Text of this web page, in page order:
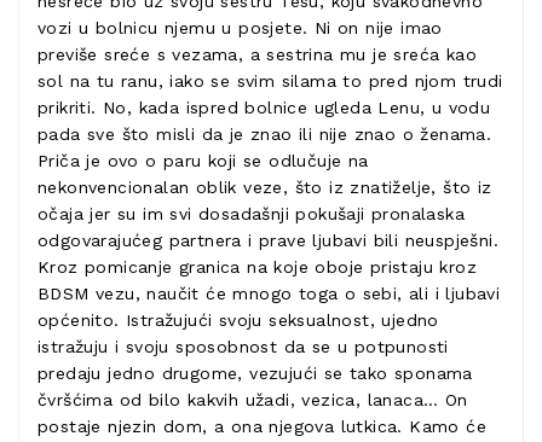
vozi u bolnicu njemu u posjete. Ni on nije imao
previše sreće s vezama, a sestrina mu je sreća kao
sol na tu ranu, iako se svim silama to pred njom trudi
prikriti. No, kada ispred bolnice ugleda Lenu, u vodu
pada sve što misli da je znao ili nije znao o ženama.
Priča je ovo o paru koji se odlučuje na
nekonvencionalan oblik veze, što iz znatiželje, što iz
očaja jer su im svi dosadašnji pokušaji pronalaska
odgovarajućeg partnera i prave ljubavi bili neuspješni.
Kroz pomicanje granica na koje oboje pristaju kroz
BDSM vezu, naučit će mnogo toga o sebi, ali i ljubavi
općenito. Istražujući svoju seksualnost, ujedno
istražuju i svoju sposobnost da se u potpunosti
predaju jedno drugome, vezujući se tako sponama
čvršćima od bilo kakvih užadi, vezica, lanaca… On
postaje njezin dom, a ona njegova lutkica. Kamo će